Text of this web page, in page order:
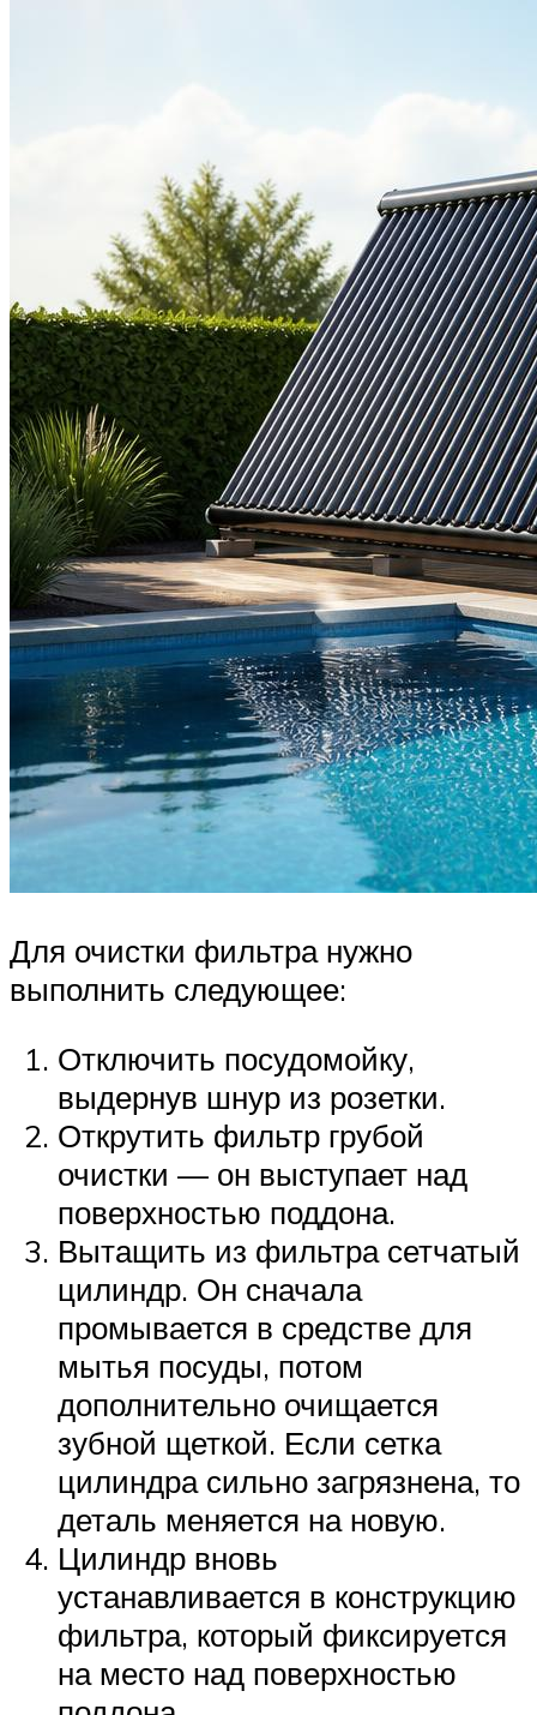
Для очистки фильтра нужно
выполнить следующее:
Отключить посудомойку,
выдернув шнур из розетки.
Открутить фильтр грубой
очистки — он выступает над
поверхностью поддона.
Вытащить из фильтра сетчатый
цилиндр. Он сначала
промывается в средстве для
мытья посуды, потом
дополнительно очищается
зубной щеткой. Если сетка
цилиндра сильно загрязнена, то
деталь меняется на новую.
Цилиндр вновь
устанавливается в конструкцию
фильтра, который фиксируется
на место над поверхностью